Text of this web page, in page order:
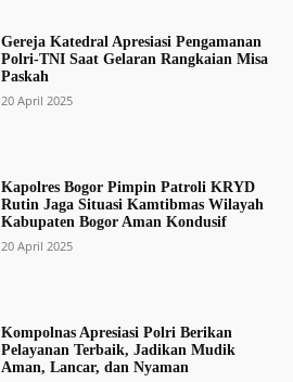
Gereja Katedral Apresiasi Pengamanan
Polri-TNI Saat Gelaran Rangkaian Misa
Paskah
20 April 2025
Kapolres Bogor Pimpin Patroli KRYD
Rutin Jaga Situasi Kamtibmas Wilayah
Kabupaten Bogor Aman Kondusif
20 April 2025
Kompolnas Apresiasi Polri Berikan
Pelayanan Terbaik, Jadikan Mudik
Aman, Lancar, dan Nyaman